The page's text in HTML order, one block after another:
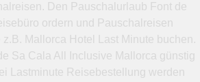
Den Pauschalurlaub Font de
ordern und Pauschalreisen
Mallorca Hotel Last Minute buchen.
Sa Cala All Inclusive Mallorca günstig
Lastminute Reisebestellung werden